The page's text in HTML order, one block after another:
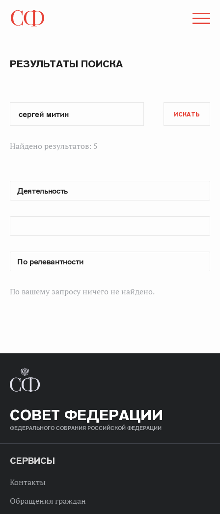
РЕЗУЛЬТАТЫ ПОИСКА
ИСКАТЬ
Найдено результатов: 5
По вашему запросу ничего не найдено.
СОВЕТ ФЕДЕРАЦИИ
ФЕДЕРАЛЬНОГО СОБРАНИЯ РОССИЙСКОЙ ФЕДЕРАЦИИ
СЕРВИСЫ
Контакты
Обращения граждан